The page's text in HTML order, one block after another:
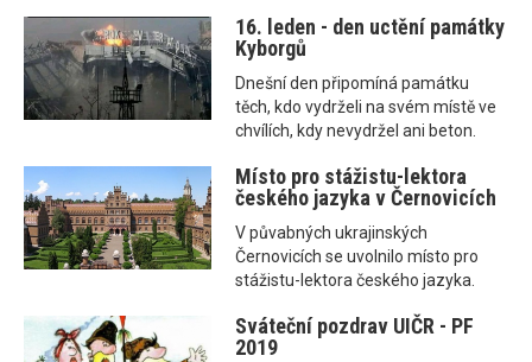
16. leden - den uctění památky
Kyborgů
Dnešní den připomíná památku
těch, kdo vydrželi na svém místě ve
chvílích, kdy nevydržel ani beton.
Místo pro stážistu-lektora
českého jazyka v Černovicích
V půvabných ukrajinských
Černovicích se uvolnilo místo pro
stážistu-lektora českého jazyka.
Sváteční pozdrav UIČR - PF
2019